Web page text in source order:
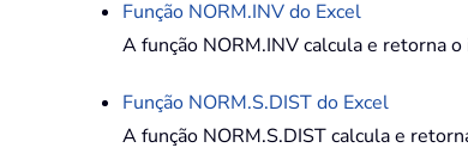
Função NORM.INVdo Excel
A função NORM.INV calcula e retorna
Função NORM.S.DISTdo Excel
A função NORM.S.DIST calcula e